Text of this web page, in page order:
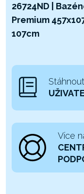
26724ND |
Premium
107cm
Více